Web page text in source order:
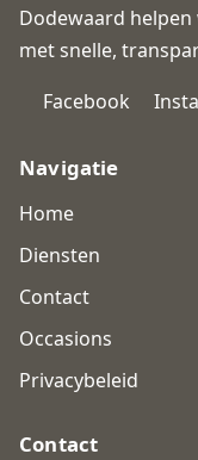
Dodewaard
met snelle,
Facebook
Navigatie
Home
Diensten
Contact
Occasions
Privacybeleid
Contact